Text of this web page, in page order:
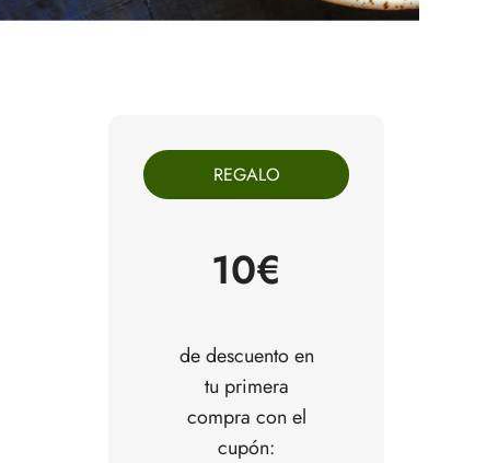
REGALO
10€
de descuento en
tu primera
compra con el
cupón: